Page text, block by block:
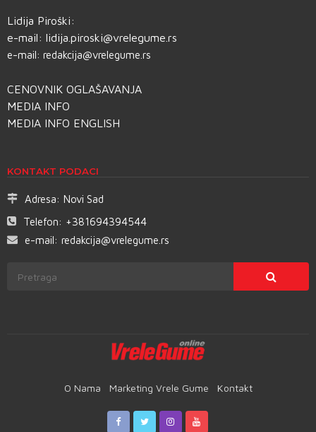
Lidija Piroški:
e-mail: lidija.piroski@vrelegume.rs
e-mail: redakcija@vrelegume.rs
CENOVNIK OGLAŠAVANJA
MEDIA INFO
MEDIA INFO ENGLISH
KONTAKT PODACI
Adresa: Novi Sad
Telefon: +381694394544
e-mail: redakcija@vrelegume.rs
O Nama Marketing Vrele Gume Kontakt